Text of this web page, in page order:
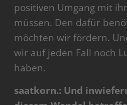
positiven Umgang mit
müssen. Den dafür
möchten wir fördern.
wir auf jeden Fall noch
haben.
saatkorn.: Und